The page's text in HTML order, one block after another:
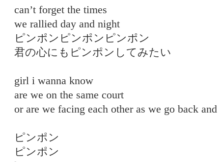
can’t forget the times
we rallied day and night
ピンポンピンポンピンポン
君の心にもピンポンしてみたい
girl i wanna know
are we on the same court
or are we facing each other as we go back
ピンポン
ピンポン